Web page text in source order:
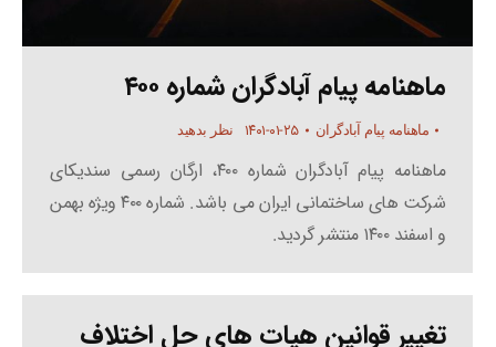
ماهنامه پیام آبادگران شماره ۴۰۰
ماهنامه پیام آبادگران ۱۴۰۱-۰۱-۲۵ نظر بدهید
ماهنامه پیام آبادگران شماره ۴۰۰، ارگان رسمی سندیکای
شرکت های ساختمانی ایران می باشد. شماره ۴۰۰ ویژه بهمن
و اسفند ۱۴۰۰ منتشر گردید.
تغییر قوانین هیات های حل اختلاف